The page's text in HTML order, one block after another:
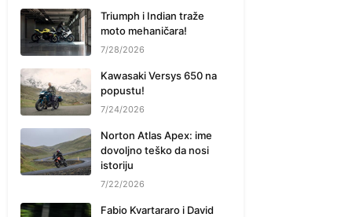
Triumph i Indian traže
moto mehaničara!
7/28/2026
Kawasaki Versys 650 na
popustu!
7/24/2026
Norton Atlas Apex: ime
dovoljno teško da nosi
istoriju
7/22/2026
Fabio Kvartararo i David